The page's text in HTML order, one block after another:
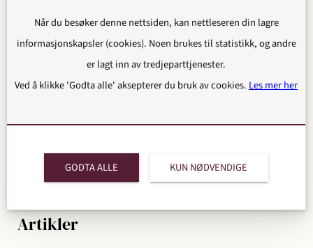
Master i rettsvitenskap Universitetet i Oslo
Kompetanse
Arbeidsrett
Konkurs og insolvens
Artikler
Når du besøker denne nettsiden, kan nettleseren din lagre
informasjonskapsler (cookies). Noen brukes til statistikk, og andre
er lagt inn av tredjeparttjenester.
Ved å klikke 'Godta alle' aksepterer du bruk av cookies. Les mer her
GODTA ALLE KUN NØDVENDIGE